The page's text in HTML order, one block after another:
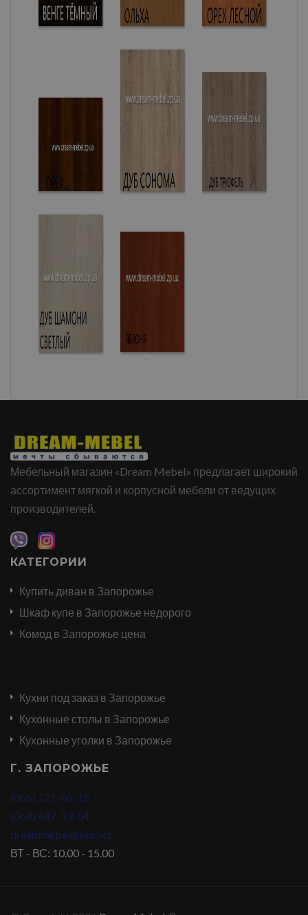
Мебельный магазин «Dream Mebel» предлагает широкий
ассортимент мягкой и корпусной мебели от ведущих
производителей.
КАТЕГОРИИ
Купить диван в Запорожье
Шкаф купе в Запорожье недорого
Комод в Запорожье цена
Кухни под заказ в Запорожье
Кухонные столы в Запорожье
Кухонные уголки в Запорожье
Г. ЗАПОРОЖЬЕ
(066) 121-06-15
(068) 447-13-04
dreammebel@ukr.net
ВТ - ВС: 10.00 - 15.00